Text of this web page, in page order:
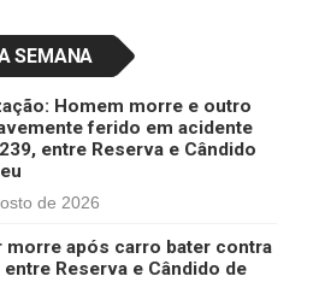
SEMANA
Homem morre e outro
ferido em acidente
entre Reserva e Cândido
de 2026
morre após carro bater contra
Reserva e Cândido de